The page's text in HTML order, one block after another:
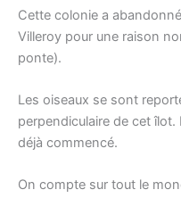
Cette colonie a
Villeroy pour une raison
ponte).
Les oiseaux se sont
perpendiculaire de cet
déjà commencé.
On compte sur tout le